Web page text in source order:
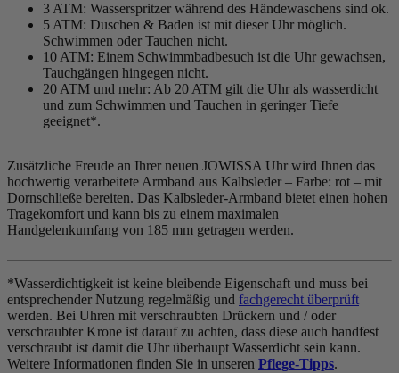
3 ATM: Wasserspritzer während des Händewaschens sind ok.
5 ATM: Duschen & Baden ist mit dieser Uhr möglich.
Schwimmen oder Tauchen nicht.
10 ATM: Einem Schwimmbadbesuch ist die Uhr gewachsen,
Tauchgängen hingegen nicht.
20 ATM und mehr: Ab 20 ATM gilt die Uhr als wasserdicht
und zum Schwimmen und Tauchen in geringer Tiefe
geeignet*.
Zusätzliche Freude an Ihrer neuen JOWISSA Uhr wird Ihnen das
hochwertig verarbeitete Armband aus Kalbsleder – Farbe: rot – mit
Dornschließe bereiten. Das Kalbsleder-Armband bietet einen hohen
Tragekomfort und kann bis zu einem maximalen
Handgelenkumfang von 185 mm getragen werden.
*Wasserdichtigkeit ist keine bleibende Eigenschaft und muss bei
entsprechender Nutzung regelmäßig und fachgerecht überprüft
werden. Bei Uhren mit verschraubten Drückern und / oder
verschraubter Krone ist darauf zu achten, dass diese auch handfest
verschraubt ist damit die Uhr überhaupt Wasserdicht sein kann.
Weitere Informationen finden Sie in unseren Pflege-Tipps.